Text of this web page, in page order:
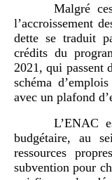
Malgré
l’accroissement
dette se traduit
crédits du
2021, qui passent
schéma
avec un plafond
L’ENAC
budgétaire, au
ressources
subvention pour